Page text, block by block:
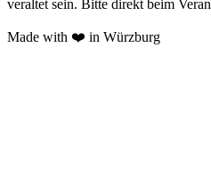
veraltet sein. Bitte direkt beim
Made with ❤️ in Würzburg